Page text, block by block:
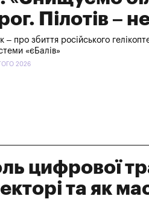
Пілотів –
про збиття російського
«єБалів»
2026
цифрової
та як